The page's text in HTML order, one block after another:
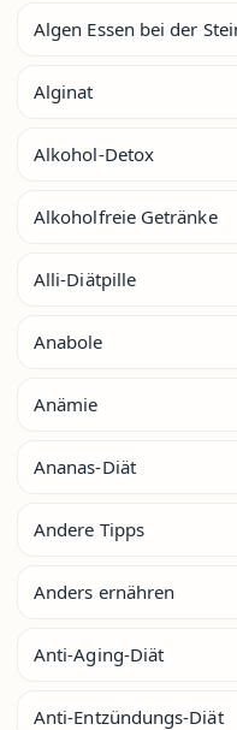
Algen Essen bei der
Alginat
Alkohol-Detox
Alkoholfreie Getränke
Alli-Diätpille
Anabole
Anämie
Ananas-Diät
Andere Tipps
Anders ernähren
Anti-Aging-Diät
Anti-Entzündungs-Diät